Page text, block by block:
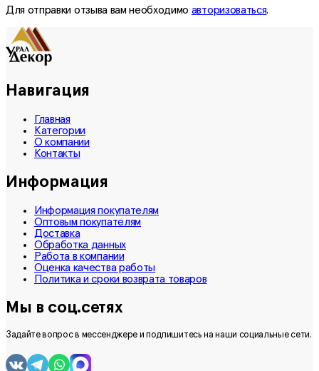
Для отправки отзыва вам необходимо авторизоваться.
Навигация
Главная
Категории
О компании
Контакты
Информация
Информация покупателям
Оптовым покупателям
Доставка
Обработка данных
Работа в компании
Оценка качества работы
Политика и сроки возврата товаров
Мы в соц.сетях
Задайте вопрос в мессенджере и подпишитесь на наши социальные сети.